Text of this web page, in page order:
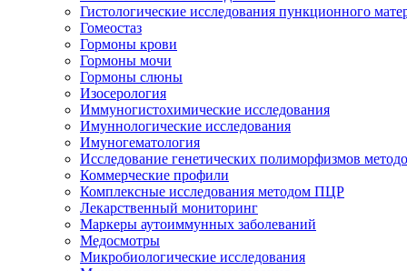
Гистологические исследования пункционного
Гомеостаз
Гормоны крови
Гормоны мочи
Гормоны слюны
Изосерология
Иммуногистохимические исследования
Имуннологические исследования
Имуногематология
Исследование генетических полиморфизмов
Коммерческие профили
Комплексные исследования методом ПЦР
Лекарственный мониторинг
Маркеры аутоиммунных заболеваний
Медосмотры
Микробиологические исследования